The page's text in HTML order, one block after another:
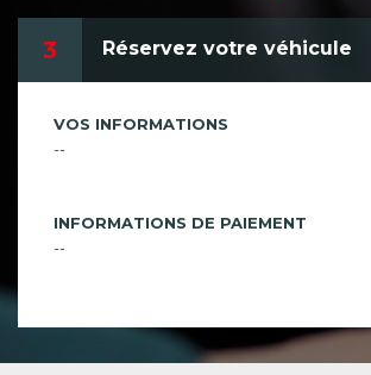
3 Réservez votre véhicule
VOS INFORMATIONS
--
INFORMATIONS DE PAIEMENT
--